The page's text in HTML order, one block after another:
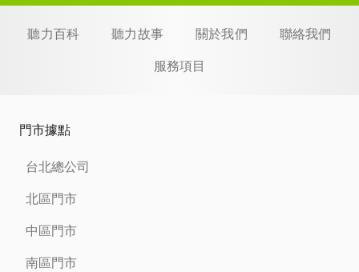
聽力百科 聽力故事 關於我們 聯絡我們
服務項目
門市據點
台北總公司
北區門市
中區門市
南區門市